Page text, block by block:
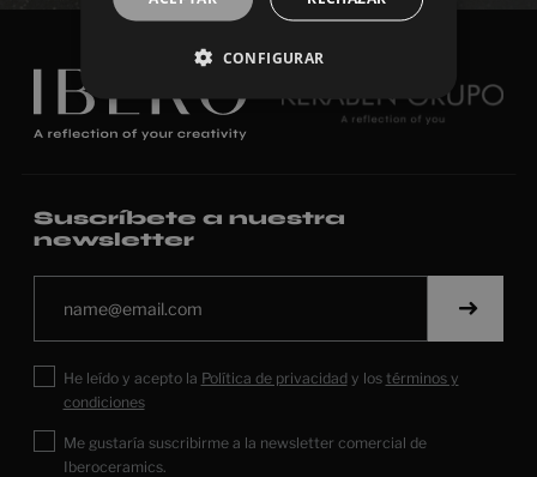
Suscríbete a nuestra
newsletter
He leído y acepto la Política de privacidady los términos y
condiciones
Me gustaría suscribirme a la newsletter comercial de
Iberoceramics.
CONFIGURAR